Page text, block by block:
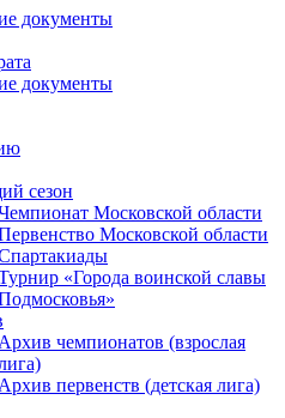
документы
документы
сезон
Московской области
Московской области
«Города воинской славы
Архив чемпионатов (взрослая
Архив первенств (детская лига)